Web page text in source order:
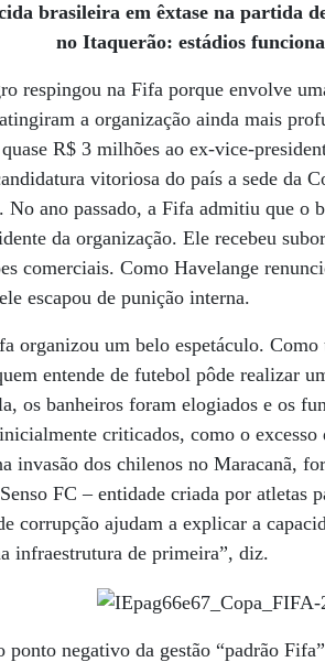
brasileira em êxtase na partida
no Itaquerão: estádios
respingou na Fifa porque envolve
a organização ainda mais
R$ 3 milhões ao ex-vice-
vitoriosa do país a sede da
ano passado, a Fifa admitiu que o
da organização. Ele recebeu
comerciais. Como Havelange
escapou de punição interna.
organizou um belo espetáculo.
entende de futebol pôde realizar
os banheiros foram elogiados e os
criticados, como o excesso
invasão dos chilenos no Maracanã,
FC – entidade criada por atletas
corrupção ajudam a explicar a
infraestrutura de primeira”, diz.
ponto negativo da gestão “padrão